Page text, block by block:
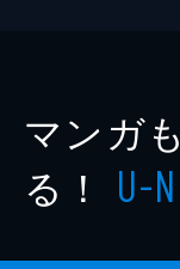
マンガ
る！ U-